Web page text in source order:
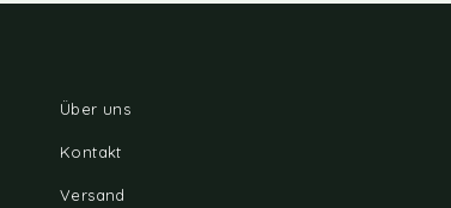
Über uns
Kontakt
Versand